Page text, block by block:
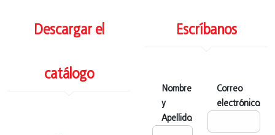
Descargar el
catálogo
Escríbanos
Nombre
y
Apellido.
Correo
electrónico.